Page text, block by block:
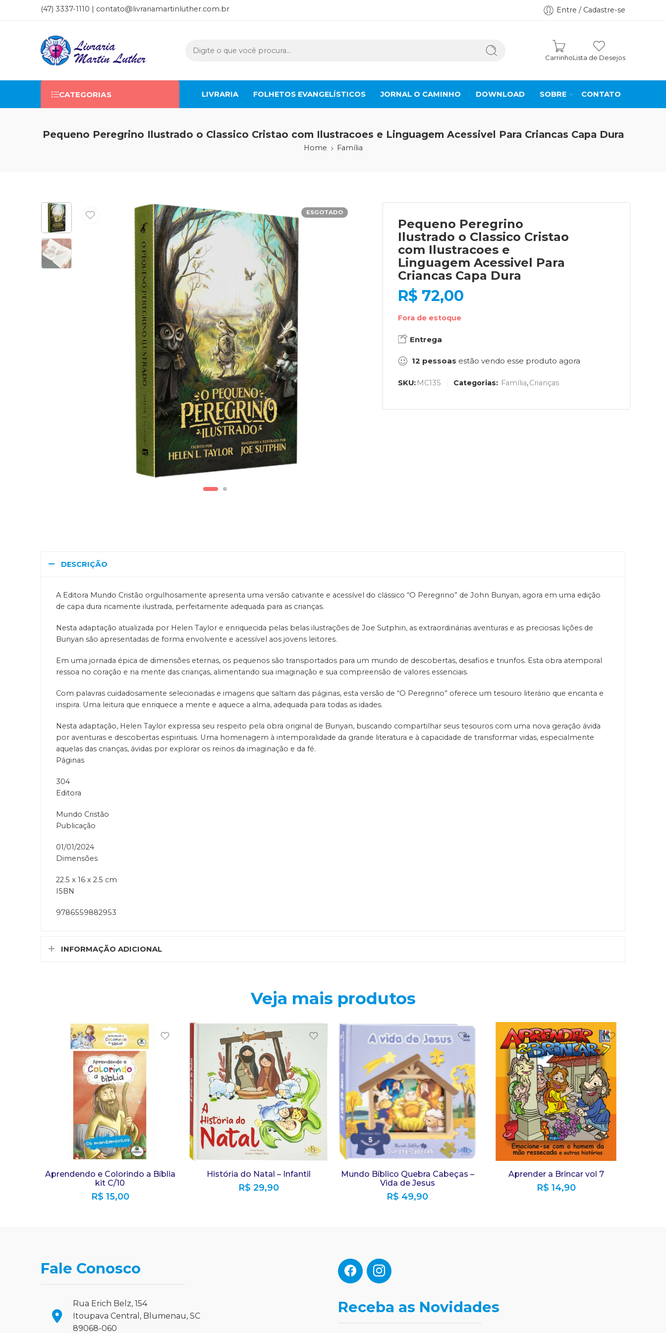
(47) 3337-1110 | contato@livrariamartinluther.com.br Entre / Cadastre-se
CarrinhoLista de Desejos
CATEGORIAS LIVRARIA FOLHETOS EVANGELÍSTICOS JORNAL O CAMINHO DOWNLOAD SOBRE CONTATO
Pequeno Peregrino Ilustrado o Classico Cristao com Ilustracoes e Linguagem Acessivel Para Criancas Capa Dura
Home Família
ESGOTADO
Pequeno Peregrino
Ilustrado o Classico Cristao
com Ilustracoes e
Linguagem Acessivel Para
Criancas Capa Dura
R$ 72,00
Fora de estoque
Entrega
12 pessoas estão vendo esse produto agora
SKU: MC135 Categorias: Família,Crianças
DESCRIÇÃO
A Editora Mundo Cristão orgulhosamente apresenta uma versão cativante e acessível do clássico “O Peregrino” de John Bunyan, agora em uma edição
de capa dura ricamente ilustrada, perfeitamente adequada para as crianças.
Nesta adaptação atualizada por Helen Taylor e enriquecida pelas belas ilustrações de Joe Sutphin, as extraordinárias aventuras e as preciosas lições de
Bunyan são apresentadas de forma envolvente e acessível aos jovens leitores.
Em uma jornada épica de dimensões eternas, os pequenos são transportados para um mundo de descobertas, desafios e triunfos. Esta obra atemporal
ressoa no coração e na mente das crianças, alimentando sua imaginação e sua compreensão de valores essenciais.
Com palavras cuidadosamente selecionadas e imagens que saltam das páginas, esta versão de “O Peregrino” oferece um tesouro literário que encanta e
inspira. Uma leitura que enriquece a mente e aquece a alma, adequada para todas as idades.
Nesta adaptação, Helen Taylor expressa seu respeito pela obra original de Bunyan, buscando compartilhar seus tesouros com uma nova geração ávida
por aventuras e descobertas espirituais. Uma homenagem à intemporalidade da grande literatura e à capacidade de transformar vidas, especialmente
aquelas das crianças, ávidas por explorar os reinos da imaginação e da fé.
Páginas
304
Editora
Mundo Cristão
Publicação
01/01/2024
Dimensões
22.5 x 16 x 2.5 cm
ISBN
9786559882953
INFORMAÇÃO ADICIONAL
Veja mais produtos
Aprendendo e Colorindo a Bíblia
kit C/10
R$ 15,00
História do Natal – Infantil
R$ 29,90
Mundo Bíblico Quebra Cabeças –
Vida de Jesus
R$ 49,90
Aprender a Brincar vol 7
R$ 14,90
Fale Conosco
Rua Erich Belz, 154
Itoupava Central, Blumenau, SC
89068-060
Receba as Novidades